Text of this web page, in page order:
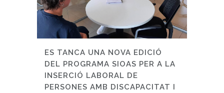
ES TANCA UNA NOVA EDICIÓ
DEL PROGRAMA SIOAS PER A LA
INSERCIÓ LABORAL DE
PERSONES AMB DISCAPACITAT I